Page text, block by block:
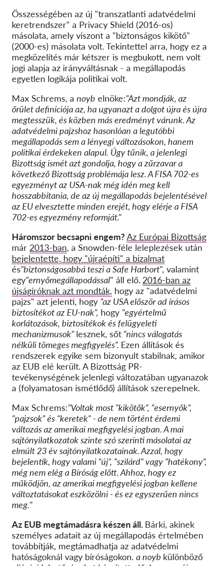
Összességében az új "transzatlanti adatvédelmi
keretrendszer" a Privacy Shield (2016-os)
másolata, amely viszont a "biztonságos kikötő"
(2000-es) másolata volt. Tekintettel arra, hogy ez a
megközelítés már kétszer is megbukott, nem volt
jogi alapja az irányváltásnak - a megállapodás
egyetlen logikája politikai volt.
Max Schrems, a noyb elnöke:"Azt mondják, az
őrület definíciója az, ha ugyanazt a dolgot újra és újra
megtesszük, és közben más eredményt várunk. Az
adatvédelmi pajzshoz hasonlóan a legutóbbi
megállapodás sem a lényegi változásokon, hanem
politikai érdekeken alapul. Úgy tűnik, a jelenlegi
Bizottság ismét azt gondolja, hogy a zűrzavar a
következő Bizottság problémája lesz. A FISA 702-es
egyezményt az USA-nak még idén meg kell
hosszabbítania, de az új megállapodás bejelentésével
az EU elvesztette minden erejét, hogy elérje a FISA
702-es egyezmény reformját."
Háromszor becsapni engem?Az Európai Bizottság
már 2013-ban, a Snowden-féle leleplezések után
bejelentette, hogy "újraépíti" a bizalmat
és"biztonságosabbá teszi a Safe Harbort", valamint
egy"ernyőmegállapodással" áll elő. 2016-ban az
újságíróknak azt mondták, hogy az "adatvédelmi
pajzs" azt jelenti, hogy "az USA először ad írásos
biztosítékot az EU-nak", hogy "egyértelmű
korlátozások, biztosítékok és felügyeleti
mechanizmusok" lesznek, sőt "nincs válogatás
nélküli tömeges megfigyelés". Ezen állítások és
rendszerek egyike sem bizonyult stabilnak, amikor
az EUB elé került. A Bizottság PR-
tevékenységének jelenlegi változatában ugyanazok
a (folyamatosan ismétlődő) állítások szerepelnek.
Max Schrems:"Voltak most "kikötők", "esernyők",
"pajzsok" és "keretek" - de nem történt érdemi
változás az amerikai megfigyelési jogban. A mai
sajtónyilatkozatok szinte szó szerinti másolatai az
elmúlt 23 év sajtónyilatkozatainak. Azzal, hogy
bejelentik, hogy valami "új", "szilárd" vagy "hatékony",
még nem elég a Bíróság előtt. Ahhoz, hogy ez
működjön, az amerikai megfigyelési jogban kellene
változtatásokat eszközölni - és ez egyszerűen nincs
meg."
Az EUB megtámadásra készen áll. Bárki, akinek
személyes adatait az új megállapodás értelmében
továbbítják, megtámadhatja az adatvédelmi
hatóságoknál vagy bíróságokon. a noyb különböző